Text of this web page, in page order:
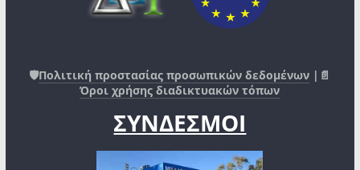
🛡️Πολιτική προστασίας προσωπικών δεδομένων |📄
Όροι χρήσης διαδικτυακών τόπων
ΣΥΝΔΕΣΜΟΙ